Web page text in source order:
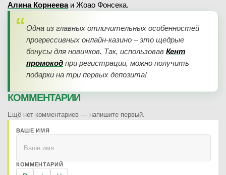
Алина Корнееваи Жоао Фонсека.
Одна из главных отличительных особенностей
прогрессивных онлайн-казино – это щедрые
бонусы для новичков. Так, использовав Кент
промокод при регистрации, можно получить
подарки на три первых депозита!
КОММЕНТАРИИ
Ещё нет комментариев — напишите первый.
ВАШЕ ИМЯ
КОММЕНТАРИЙ